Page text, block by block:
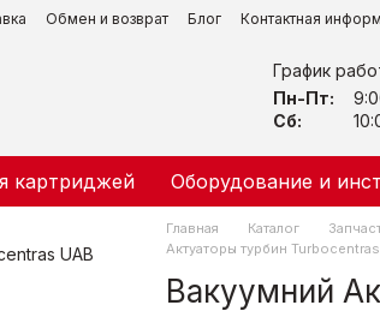
Обмен и возврат Блог Контактная
График
Пн-Пт:
Сб:
картриджей Оборудование и
Главная Каталог
Актуаторы турбин
Вакуумний